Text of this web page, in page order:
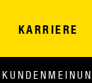
KARRIERE